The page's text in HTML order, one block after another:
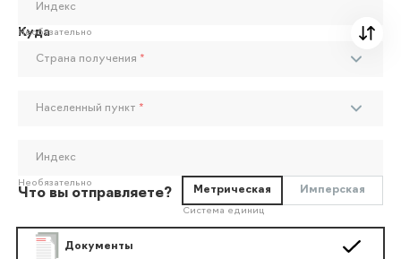
Индекс
Необязательно
Куда
Страна получения *
Населенный пункт *
Индекс
Необязательно
Что вы отправляете? Метрическая Имперская
Система единиц
Документы